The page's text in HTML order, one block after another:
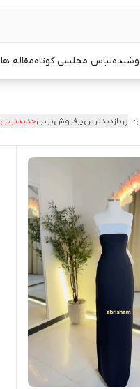
لباس مجلسی کوتاهمقاله ها
پربازدیدترینپرفروش‌ترینجدیدترین